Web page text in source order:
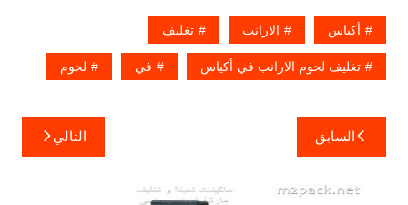
أكياس الارانب تغليف
تغليف لحوم الارانب في أكياس في لحوم
تصفّح
المقالات
السابق التالي